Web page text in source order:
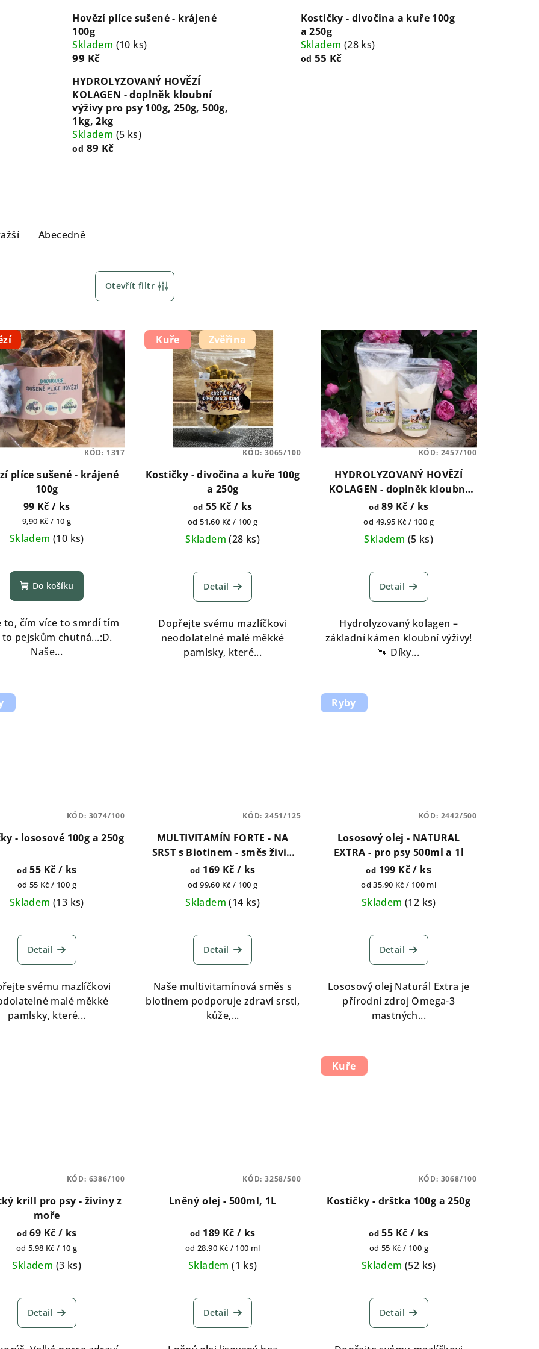
Hovězí plíce sušené - krájené
100g
Skladem (10 ks)
99 Kč
Kostičky - divočina a kuře 100g
a 250g
Skladem (28 ks)
od 55 Kč
HYDROLYZOVANÝ HOVĚZÍ
KOLAGEN - doplněk kloubní
výživy pro psy 100g, 250g, 500g,
1kg, 2kg
Skladem (5 ks)
od 89 Kč
Abecedně
Otevřít filtr
plíce sušené - krájené
100g
99 Kč/ ks
Měrná
cena:
9,90 Kč / 10 g
Skladem (10 ks)
hodnocení
produktu
je
5,0
z
5
Do košíku
to, čím více to smrdí tím
to pejskům chutná...:D.
Naše...
KÓD: 1317
Kuře Zvěřina
Kostičky - divočina a kuře 100g
a 250g
od 55 Kč/ ks
Měrná
cena:
od 51,60 Kč / 100 g
Skladem(28 ks)
Detail
Dopřejte svému mazlíčkovi
neodolatelné malé měkké
pamlsky, které...
KÓD:3065/100
HYDROLYZOVANÝ HOVĚZÍ
KOLAGEN - doplněk kloubní
výživy pro psy 100g, 250g, 500g,
1kg, 2kg
od89 Kč / ks
Měrná
cena:
od 49,95 Kč / 100 g
Skladem (5 ks)
hodnocení
produktu
je
5,0
z
5
hvězdiček.
Detail
Hydrolyzovaný kolagen –
základní kámen kloubní výživy!
🐾 Díky...
KÓD: 2457/100
- lososové 100g a 250g
od55 Kč / ks
Měrná
cena:
od 55 Kč / 100 g
Skladem (13 ks)
hodnocení
produktu
je
5,0
z
5
Detail
svému mazlíčkovi
malé měkké
pamlsky, které...
KÓD: 3074/100
MULTIVITAMÍN FORTE - NA
SRST s Biotinem - směs živin
pro psy 125g a 250g
od 169 Kč / ks
Měrná
cena:
od 99,60 Kč / 100 g
Skladem(14 ks)
hodnocení
produktu
je
5,0
z
5
Detail
Naše multivitamínová směs s
biotinem podporuje zdraví srsti,
kůže,...
KÓD:2451/125
Ryby
Lososový olej - NATURAL
EXTRA - pro psy 500ml a 1l
od 199 Kč/ ks
Měrná
cena:
od 35,90 Kč / 100 ml
Skladem (12 ks)
hodnocení
produktu
je
5,0
z
5
hvězdiček.
Detail
Lososový olej Naturál Extra je
přírodní zdroj Omega-3
mastných...
KÓD: 2442/500
krill pro psy - živiny z
moře
od69 Kč / ks
Měrná
cena:
od 5,98 Kč / 10 g
Skladem (3 ks)
Detail
KÓD: 6386/100
Lněný olej - 500ml, 1L
od 189 Kč / ks
Měrná
cena:
od 28,90 Kč / 100 ml
Skladem(1 ks)
hodnocení
produktu
je
5,0
Detail
KÓD:3258/500
Kuře
Kostičky - drštka 100g a 250g
od55 Kč / ks
Měrná
cena:
od 55 Kč / 100 g
Skladem (52 ks)
hodnocení
produktu
je
5,0
Detail
KÓD: 3068/100